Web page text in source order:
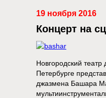
19 ноября 2016
Концерт на
Новгородский
Петербурге
джазмена Башара